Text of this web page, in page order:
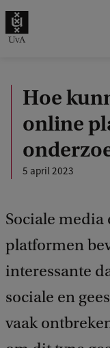
Hoe
online
5 april 2023
Sociale
platformen
interessante
sociale en
vaak